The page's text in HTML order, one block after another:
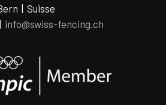
| Suisse
info@swiss-fencing.ch